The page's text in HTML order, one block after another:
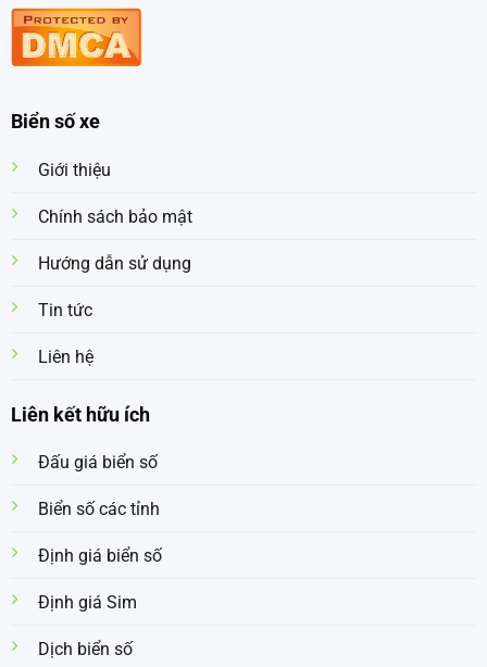
Biển số xe
Giới thiệu
Chính sách bảo mật
Hướng dẫn sử dụng
Tin tức
Liên hệ
Liên kết hữu ích
Đấu giá biển số
Biển số các tỉnh
Định giá biển số
Định giá Sim
Dịch biển số